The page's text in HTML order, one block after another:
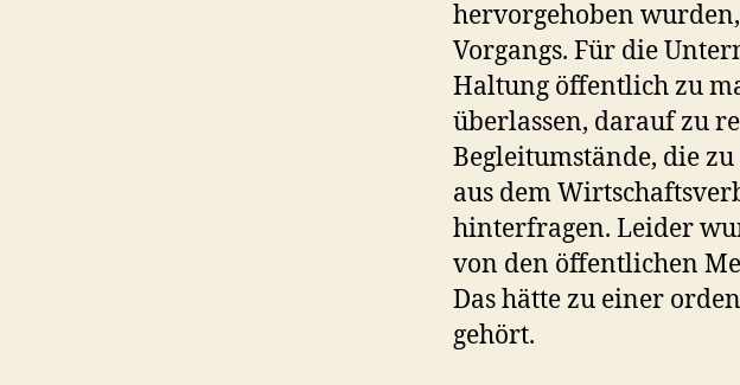
hervorgehoben
Vorgangs. Für die
Haltung öffentlich zu
überlassen, darauf zu
Begleitumstände, die
aus dem
hinterfragen. Leider
von den öffentlichen
Das hätte zu einer
gehört.